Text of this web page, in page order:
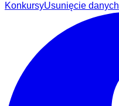
KonkursyUsunięcie danych